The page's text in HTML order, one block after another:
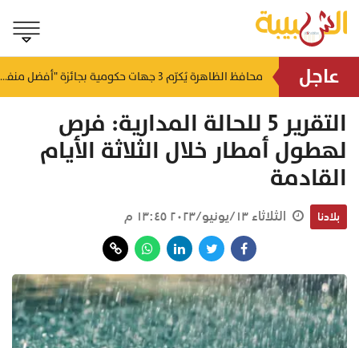
عاجل
منذ ٢١ ساعة منذ ٢١ ساعة محافظ الظاهرة يُكرّم 3 جهات حكومية بجائزة "أفضل منفذ تقديم خدمة" لعام 2025
التقرير 5 للحالة المدارية: فرص
لهطول أمطار خلال الثلاثة الأيام
القادمة
بلادنا الثلاثاء ١٣/يونيو/٢٠٢٣ ١٣:٤٥ م